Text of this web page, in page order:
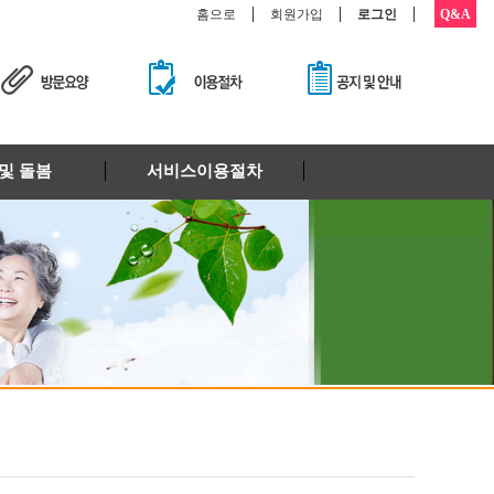
홈으로 회원가입 로그인
돌봄 서비스이용절차
Q&A